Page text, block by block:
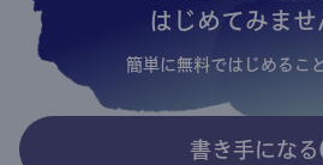
はじめてみませ
簡単に無料ではじめるこ
書き手になる